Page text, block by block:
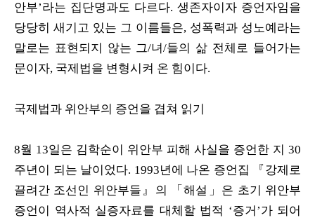
안부’라는 집단명과도 다르다. 생존자이자 증언자임을
당당히 새기고 있는 그 이름들은, 성폭력과 성노예라는
말로는 표현되지 않는 그/녀/들의 삶 전체로 들어가는
문이자, 국제법을 변형시켜 온 힘이다.
국제법과 위안부의 증언을 겹쳐 읽기
8월 13일은 김학순이 위안부 피해 사실을 증언한 지 30
주년이 되는 날이었다. 1993년에 나온 증언집 『강제로
끌려간 조선인 위안부들』의 「해설」은 초기 위안부
증언이 역사적 실증자료를 대체할 법적 ‘증거’가 되어